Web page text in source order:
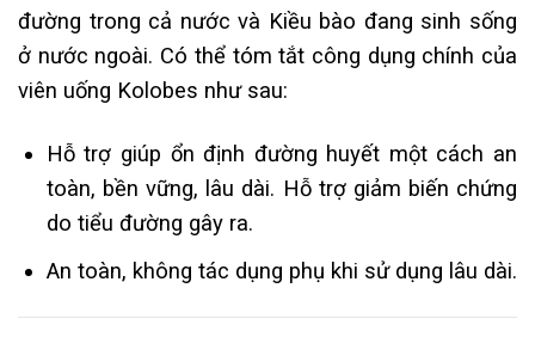
đường trong cả nước và Kiều bào đang sinh sống
ở nước ngoài. Có thể tóm tắt công dụng chính của
viên uống Kolobes như sau:
Hỗ trợ giúp ổn định đường huyết một cách an
toàn, bền vững, lâu dài. Hỗ trợ giảm biến chứng
do tiểu đường gây ra.
An toàn, không tác dụng phụ khi sử dụng lâu dài.